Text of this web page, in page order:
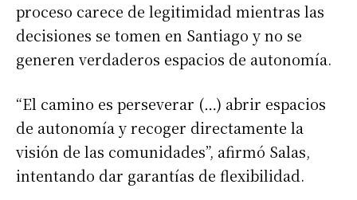
proceso carece de legitimidad mientras las
decisiones se tomen en Santiago y no se
generen verdaderos espacios de autonomía.
“El camino es perseverar (…) abrir espacios
de autonomía y recoger directamente la
visión de las comunidades”, afirmó Salas,
intentando dar garantías de flexibilidad.